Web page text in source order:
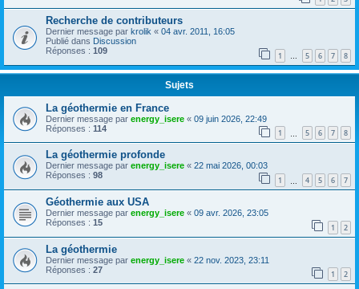
Recherche de contributeurs
Dernier message par krolik « 04 avr. 2011, 16:05
Publié dans Discussion
Réponses : 109 1 … 5 6 7 8
Sujets
La géothermie en France
Dernier message par energy_isere « 09 juin 2026, 22:49
Réponses : 114 1 5 6 7 8
La géothermie profonde
Dernier message par energy_isere « 22 mai 2026, 00:03
Réponses : 98 1 4 5 6 7
Géothermie aux USA
Dernier message par energy_isere « 09 avr. 2026, 23:05
Réponses : 15 1 2
La géothermie
Dernier message par energy_isere « 22 nov. 2023, 23:11
Réponses : 27 1 2